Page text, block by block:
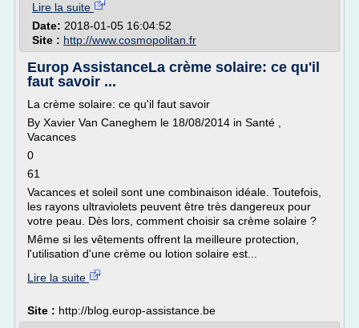
Lire la suite
Date: 2018-01-05 16:04:52
Site : http://www.cosmopolitan.fr
Europ AssistanceLa crème solaire: ce qu'il
faut savoir ...
La crème solaire: ce qu'il faut savoir
By Xavier Van Caneghem le 18/08/2014 in Santé ,
Vacances
0
61
Vacances et soleil sont une combinaison idéale. Toutefois,
les rayons ultraviolets peuvent être très dangereux pour
votre peau. Dès lors, comment choisir sa crème solaire ?
Même si les vêtements offrent la meilleure protection,
l'utilisation d'une crème ou lotion solaire est...
Lire la suite
Site : http://blog.europ-assistance.be